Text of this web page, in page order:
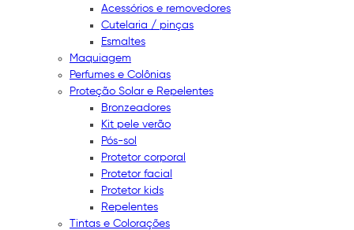
Acessórios e removedores
Cutelaria / pinças
Esmaltes
Maquiagem
Perfumes e Colônias
Proteção Solar e Repelentes
Bronzeadores
Kit pele verão
Pós-sol
Protetor corporal
Protetor facial
Protetor kids
Repelentes
Tintas e Colorações